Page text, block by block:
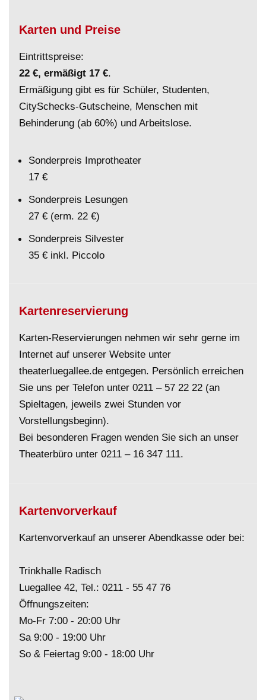
Karten und Preise
Eintrittspreise:
22 €, ermäßigt 17 €.
Ermäßigung gibt es für Schüler, Studenten,
CitySchecks-Gutscheine, Menschen mit
Behinderung (ab 60%) und Arbeitslose.
Sonderpreis Improtheater
17 €
Sonderpreis Lesungen
27 € (erm. 22 €)
Sonderpreis Silvester
35 € inkl. Piccolo
Kartenreservierung
Karten-Reservierungen nehmen wir sehr gerne im
Internet auf unserer Website unter
theaterluegallee.de entgegen. Persönlich erreichen
Sie uns per Telefon unter0211 – 57 22 22 (an
Spieltagen, jeweils zwei Stunden vor
Vorstellungsbeginn).
Bei besonderen Fragen wenden Sie sich an unser
Theaterbüro unter0211 – 16 347 111.
Kartenvorverkauf
Kartenvorverkauf an unserer Abendkasse oder bei:
Trinkhalle Radisch
Luegallee 42, Tel.:0211 - 55 47 76
Öffnungszeiten:
Mo-Fr 7:00 - 20:00 Uhr
Sa 9:00 - 19:00 Uhr
So & Feiertag 9:00 - 18:00 Uhr